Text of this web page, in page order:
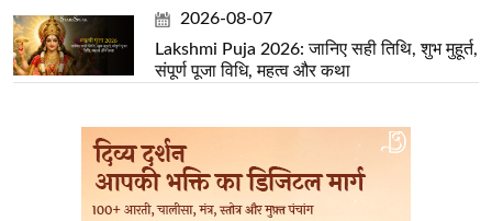
2026-08-07
Lakshmi Puja 2026: जानिए सही तिथि, शुभ मुहूर्त,
संपूर्ण पूजा विधि, महत्व और कथा